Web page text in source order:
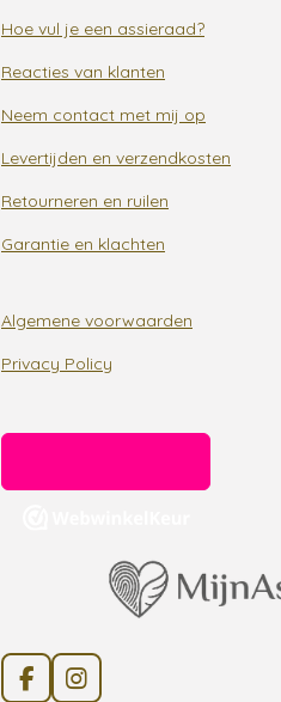
Hoe vul je een assieraad?
Reacties van klanten
Neem contact met mij op
Levertijden en verzendkosten
Retourneren en ruilen
Garantie en klachten
Algemene voorwaarden
Privacy Policy
F
I